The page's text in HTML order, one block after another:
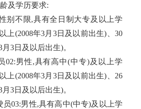
及学历要求:
别不限,具有全日制大专及以上学
上(2008年3月3日及以前出生)、30
3日及以后出生)。
02:男性,具有高中(中专)及以上学
上(2008年3月3日及以前出生)、26
3日及以后出生)。
员03:男性,具有高中(中专)及以上学